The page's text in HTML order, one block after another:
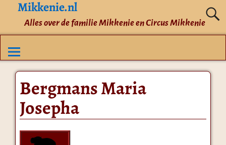
Mikkenie.nl
Alles over de familie Mikkenie en Circus Mikkenie
Bergmans Maria
Josepha